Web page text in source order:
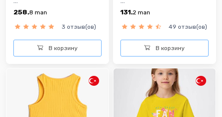
258.8 man
3 отзыв(ов)
В корзину
131.2 man
49 отзыв(ов)
В корзину